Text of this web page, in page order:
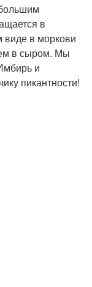
в
виде в моркови
в сыром. Мы
и
пикантности!